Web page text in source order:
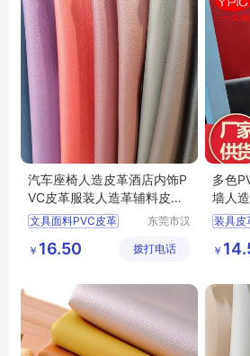
汽车座椅人造皮革酒店内饰P
VC皮革服装人造革辅料皮革
西皮 一皮诚
文具面料PVC皮革
PVC皮革批发
东莞市汉
限公司
￥ 16.50 拨打电话
多色
墙人
皮诚
装具皮
纳帕纹
￥